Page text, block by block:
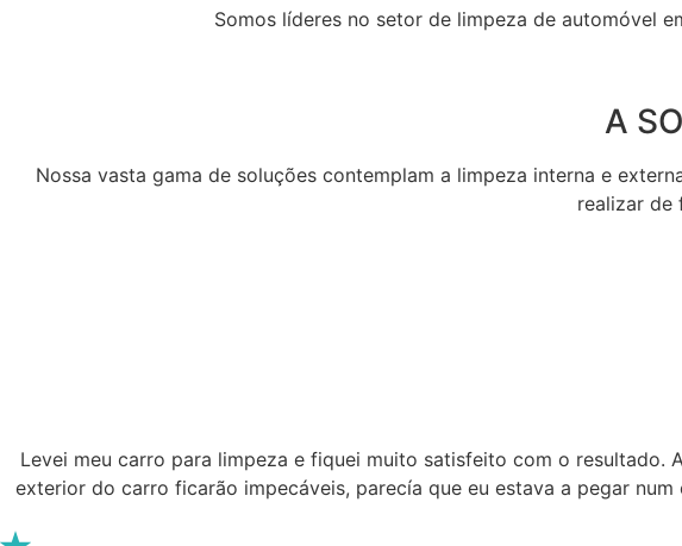
Somos líderes no setor de limpeza de automóvel
A
Nossa vasta gama de soluções contemplam a limpeza interna e
realizar de
Levei meu carro para limpeza e fiquei muito satisfeito com o
exterior do carro ficarão impecáveis, parecía que eu estava a pegar